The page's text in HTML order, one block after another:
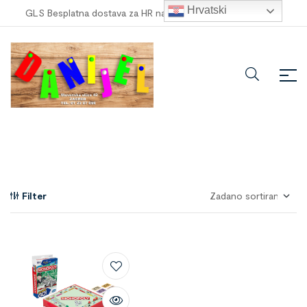
GLS Besplatna dostava za HR narudžbe veće od 100,00 €
Filter
Hrvatski